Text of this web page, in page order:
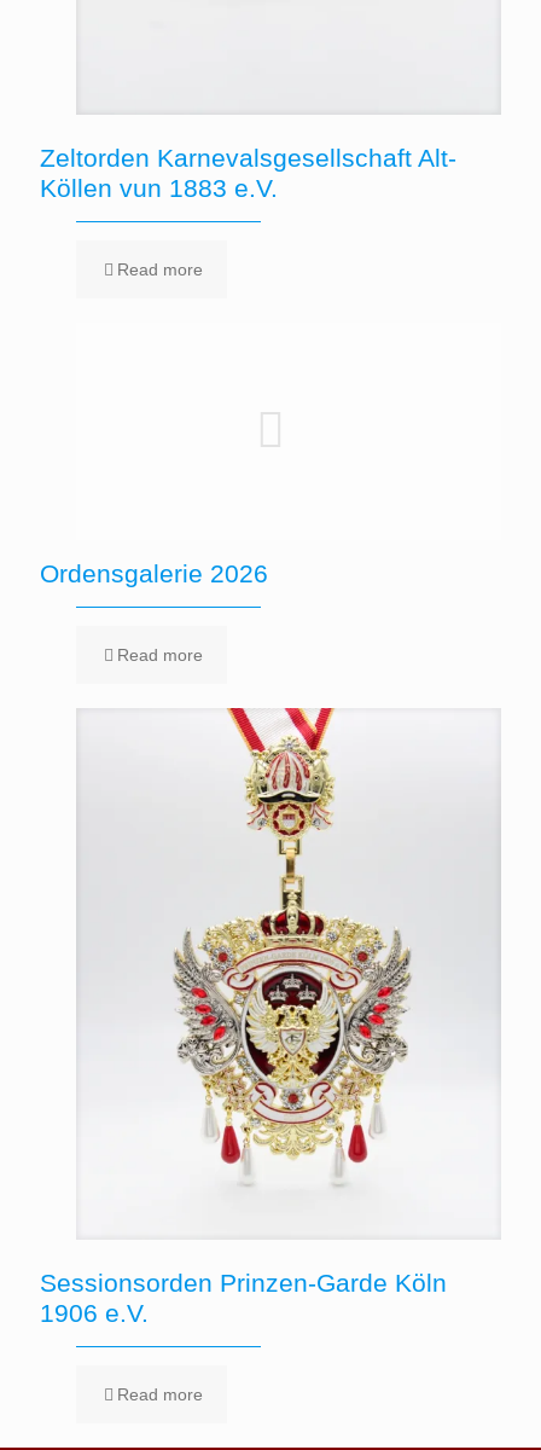
Zeltorden Karnevalsgesellschaft Alt-
Köllen vun 1883 e.V.
Read more
Ordensgalerie 2026
Read more
Sessionsorden Prinzen-Garde Köln
1906 e.V.
Read more